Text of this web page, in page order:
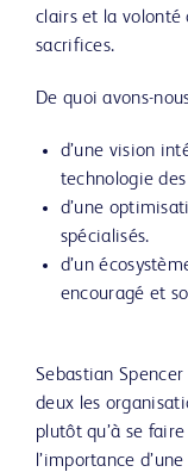
clairs et la volonté
sacrifices.
De quoi avons-
d’une vision
technologie des
d’une
spécialisés.
d’un
encouragé et
Sebastian
deux les
plutôt qu’à se
l’importance